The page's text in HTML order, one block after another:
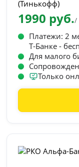
1990 руб./
Платежи: 2
Т‑Банке -
Для малого
Только